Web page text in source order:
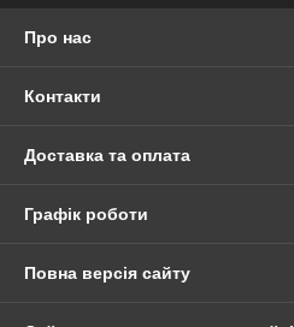
Про нас
Контакти
Доставка та оплата
Графік роботи
Повна версія сайту